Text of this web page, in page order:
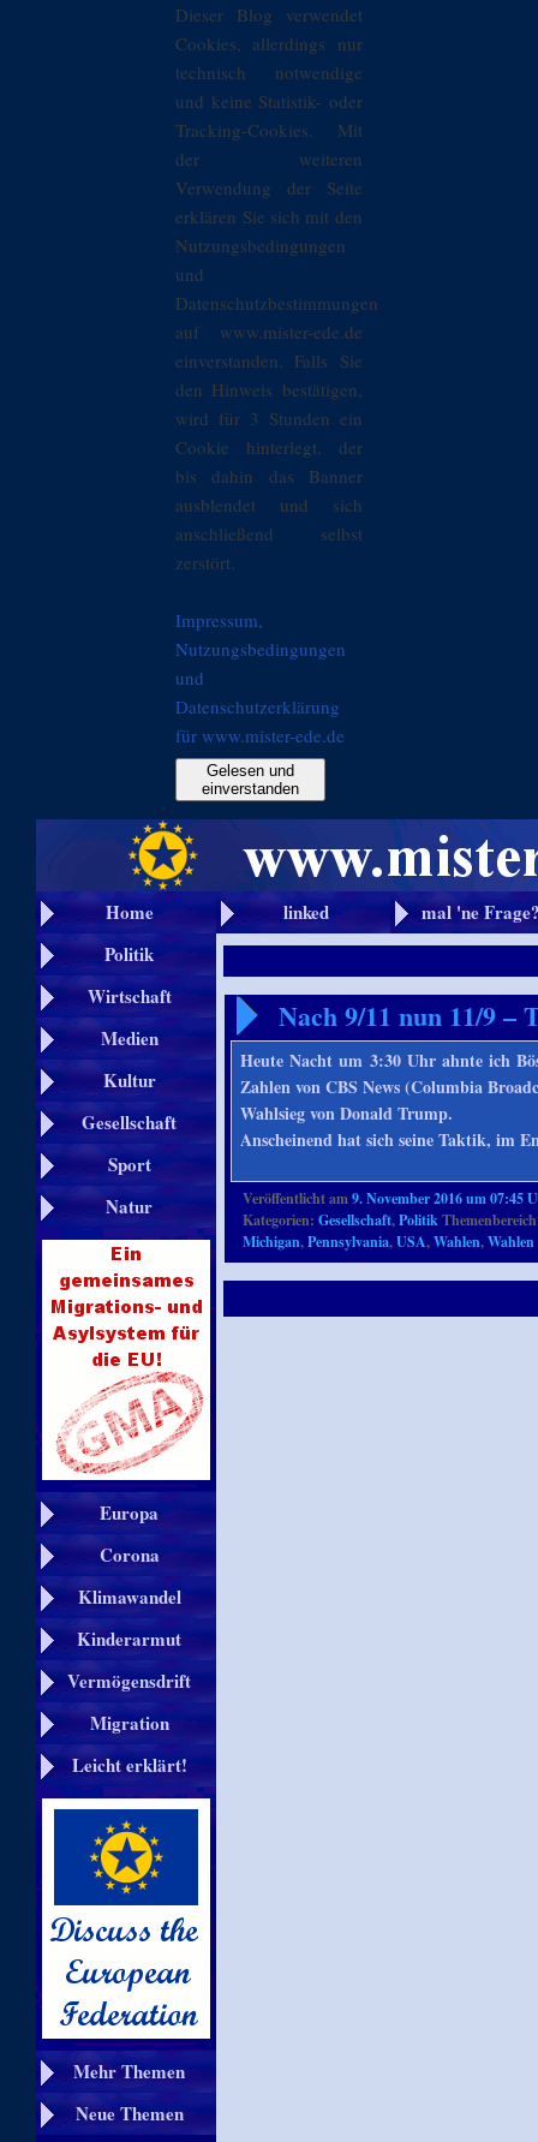
Dieser Blog verwendet
Cookies, allerdings nur
technisch notwendige
und keine Statistik- oder
Tracking-Cookies. Mit
der weiteren
Verwendung der Seite
erklären Sie sich mit den
Nutzungsbedingungen
und
Datenschutzbestimmungen
auf www.mister-ede.de
einverstanden. Falls Sie
den Hinweis bestätigen,
wird für 3 Stunden ein
Cookie hinterlegt, der
bis dahin das Banner
ausblendet und sich
anschließend selbst
zerstört.
Impressum,
Nutzungsbedingungen
und
Datenschutzerklärung
für www.mister-ede.de
Gelesen und
einverstanden
Home linked
mal 'ne
Politik
Wirtschaft
Medien
Kultur
Gesellschaft
Sport
Natur
Europa
Corona
Klimawandel
Kinderarmut
Vermögensdrift
Migration
Leicht erklärt!
Mehr Themen
Neue Themen
Nach 9/11 nun 11/9 –
Heute Nacht um 3:30 Uhr ahnte ich
Zahlen von CBS News (Columbia
Wahlsieg von Donald Trump.
Anscheinend hat sich seine Taktik, im
Veröffentlicht am9. November 2016 um 07:45
Kategorien:Gesellschaft,Politik
Michigan,Pennsylvania,USA,Wahlen,